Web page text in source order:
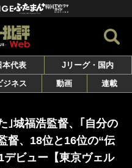
本代表
Jリーグ・国内
ジネス 動画 連載
｣城福浩監督、｢自分の
督、18位と16位の“伝
ビュー【東京ヴェル